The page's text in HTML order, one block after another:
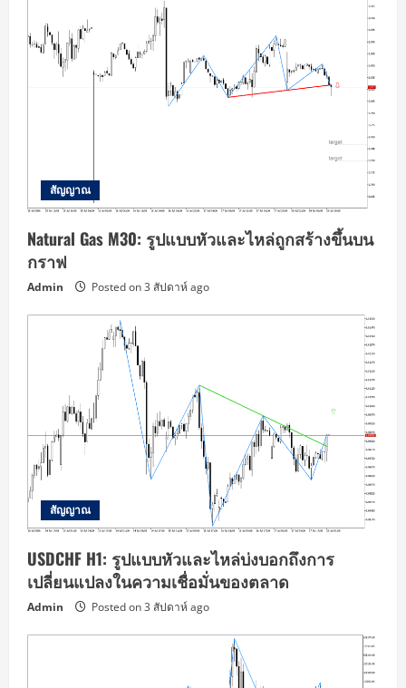
สัญญาณ
Natural Gas M30: รูปแบบหัวและไหล่ถูกสร้างขึ้นบน
กราฟ
Admin Posted on 3 สัปดาห์ ago
สัญญาณ
USDCHF H1: รูปแบบหัวและไหล่บ่งบอกถึงการ
เปลี่ยนแปลงในความเชื่อมั่นของตลาด
Admin Posted on 3 สัปดาห์ ago